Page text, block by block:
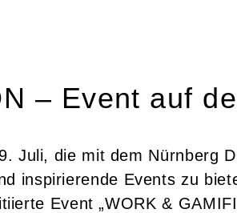
– Event auf
Juli, die mit dem Nürnberg
inspirierende Events zu
Event „WORK &